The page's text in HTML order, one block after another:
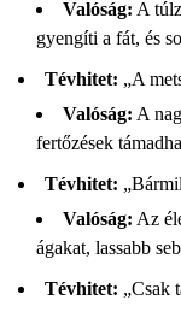
Valóság: A
gyengíti a fát, és
Tévhitet: „A
Valóság: A
fertőzések
Tévhitet:
Valóság: Az
ágakat, lassabb
Tévhitet: „Csak